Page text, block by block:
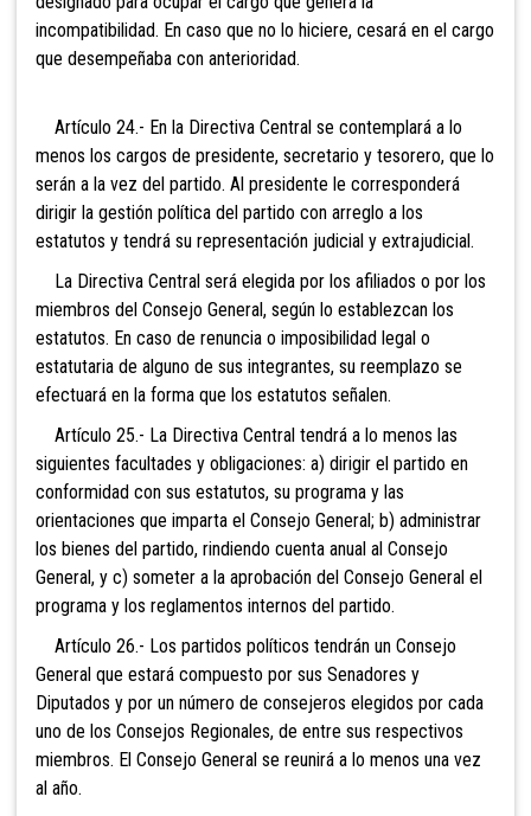
incompatibilidad. En caso que no lo hiciere, cesará en el cargo
que desempeñaba con anterioridad.
Artículo 24.- En la Directiva Central se contemplará a lo
menos los cargos de presidente, secretario y tesorero, que lo
serán a la vez del partido. Al presidente le corresponderá
dirigir la gestión política del partido con arreglo a los
estatutos y tendrá su representación judicial y extrajudicial.
La Directiva Central será elegida por los afiliados o por los
miembros del Consejo General, según lo establezcan los
estatutos. En caso de renuncia o imposibilidad legal o
estatutaria de alguno de sus integrantes, su reemplazo se
efectuará en la forma que los estatutos señalen.
Artículo 25.- La Directiva Central tendrá a lo menos las
siguientes facultades y obligaciones: a) dirigir el partido en
conformidad con sus estatutos, su programa y las
orientaciones que imparta el Consejo General; b) administrar
los bienes del partido, rindiendo cuenta anual al Consejo
General, y c) someter a la aprobación del Consejo General el
programa y los reglamentos internos del partido.
Artículo 26.- Los partidos políticos tendrán un Consejo
General que estará compuesto por sus Senadores y
Diputados y por un número de consejeros elegidos por cada
uno de los Consejos Regionales, de entre sus respectivos
miembros. El Consejo General se reunirá a lo menos una vez
al año.